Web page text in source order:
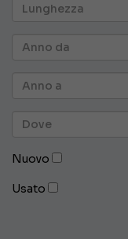
Nuovo
Usato